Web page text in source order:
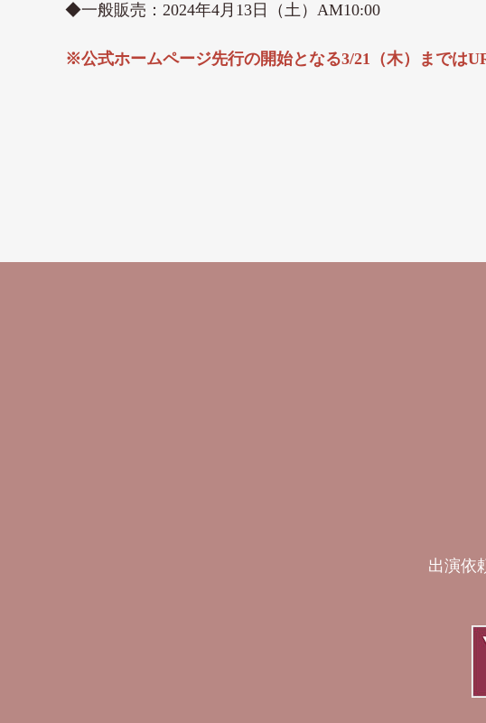
◆一般販売：2024年4月13日（土）AM10:00
※公式ホームページ先行の開始となる3/21（木）までは
出演依